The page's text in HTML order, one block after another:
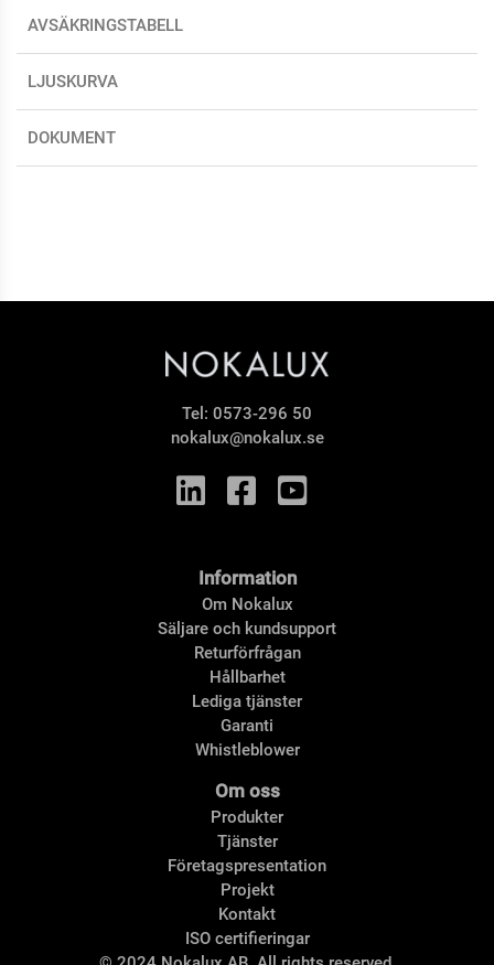
AVSÄKRINGSTABELL
LJUSKURVA
DOKUMENT
Tel: 0573-296 50
nokalux@nokalux.se
Information
Om Nokalux
Säljare och kundsupport
Returförfrågan
Hållbarhet
Lediga tjänster
Garanti
Whistleblower
Om oss
Produkter
Tjänster
Företagspresentation
Projekt
Kontakt
ISO certifieringar